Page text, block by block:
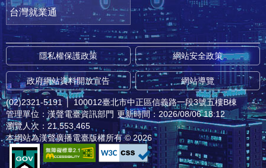
台灣就業通
隱私權保護政策 網站安全政策
政府網站資料開放宣告 網站導覽
(02)2321-5191 │ 100012臺北市中正區信義路一段3號五樓B棟
管理單位：漢聲電臺資訊部門 更新時間：2026/08/06 18:12
瀏覽人次：21,553,465
本網站為漢聲廣播電臺版權所有 © 2026